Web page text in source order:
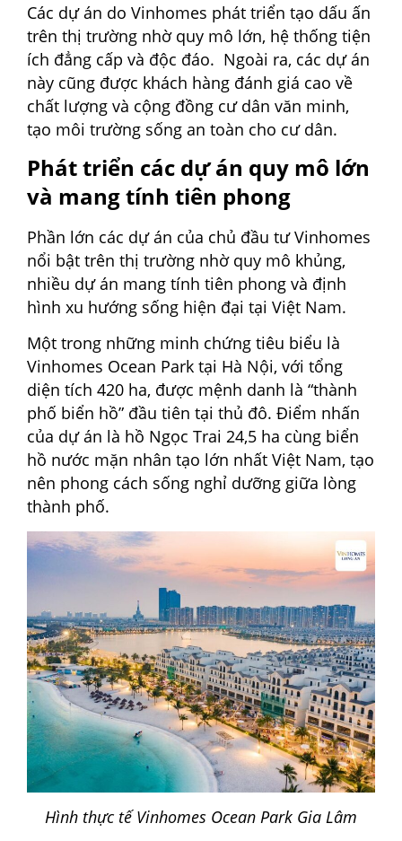
Các dự án do Vinhomes phát triển tạo dấu ấn
trên thị trường nhờ quy mô lớn, hệ thống tiện
ích đẳng cấp và độc đáo. Ngoài ra, các dự án
này cũng được khách hàng đánh giá cao về
chất lượng và cộng đồng cư dân văn minh,
tạo môi trường sống an toàn cho cư dân.
Phát triển các dự án quy mô lớn
và mang tính tiên phong
Phần lớn các dự án của chủ đầu tư Vinhomes
nổi bật trên thị trường nhờ quy mô khủng,
nhiều dự án mang tính tiên phong và định
hình xu hướng sống hiện đại tại Việt Nam.
Một trong những minh chứng tiêu biểu là
Vinhomes Ocean Park tại Hà Nội, với tổng
diện tích 420 ha, được mệnh danh là “thành
phố biển hồ” đầu tiên tại thủ đô. Điểm nhấn
của dự án là hồ Ngọc Trai 24,5 ha cùng biển
hồ nước mặn nhân tạo lớn nhất Việt Nam, tạo
nên phong cách sống nghỉ dưỡng giữa lòng
thành phố.
Hình thực tế Vinhomes Ocean Park Gia Lâm